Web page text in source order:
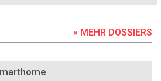
» MEHR DOSSIERS